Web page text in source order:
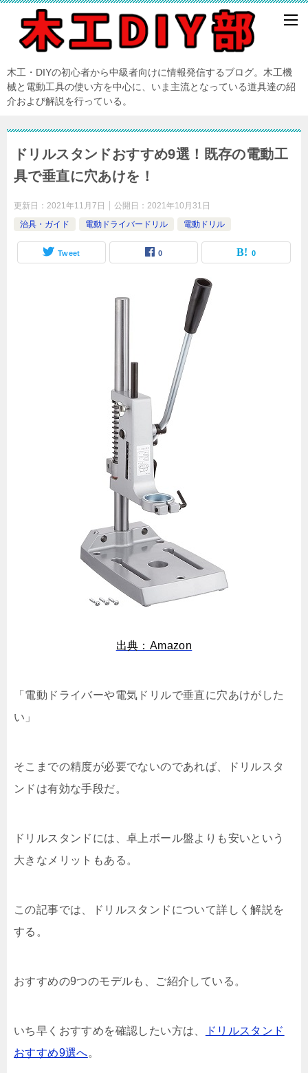
木工・DIYの初心者から中級者向けに情報発信するブログ。木工機
械と電動工具の使い方を中心に、いま主流となっている道具達の紹
介および解説を行っている。
ドリルスタンドおすすめ9選！既存の電動工
具で垂直に穴あけを！
更新日： 2021年11月7日 公開日： 2021年10月31日
治具・ガイド
電動ドライバードリル 電動ドリル
Tweet 0 0
出典：Amazon
「電動ドライバーや電気ドリルで垂直に穴あけがした
い」
そこまでの精度が必要でないのであれば、ドリルスタ
ンドは有効な手段だ。
ドリルスタンドには、卓上ボール盤よりも安いという
大きなメリットもある。
この記事では、ドリルスタンドについて詳しく解説を
する。
おすすめの9つのモデルも、ご紹介している。
いち早くおすすめを確認したい方は、
ドリルスタンド
おすすめ9選へ。